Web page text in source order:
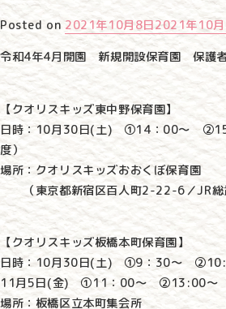
Posted on 2021年10月8日2021年10
令和4年4月開園 新規開設保育園 保護
【クオリスキッズ東中野保育園】
日時：10月30日(土) ①14：00～
度）
場所：クオリスキッズおおくぼ保育園
（東京都新宿区百人町2-22-6／JR総
【クオリスキッズ板橋本町保育園】
日時：10月30日(土) ①9：30～
11月5日(金) ①11：00～ ②13:00～
場所：板橋区立本町集会所